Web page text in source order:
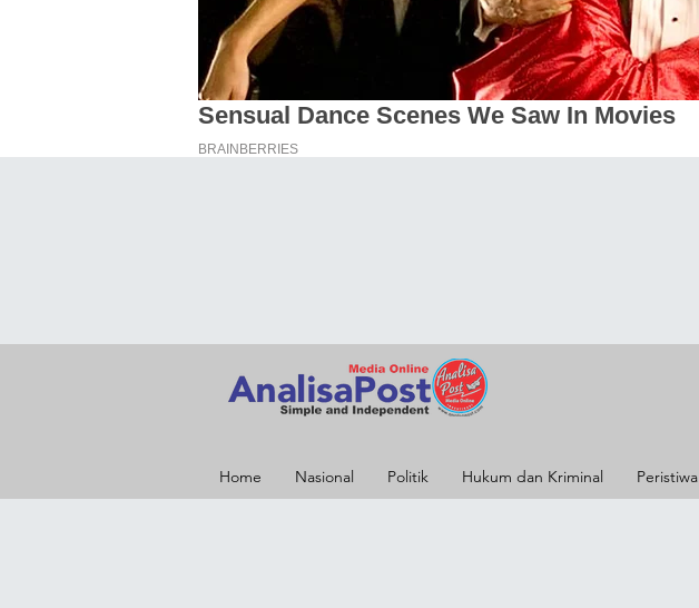
Home Nasional Politik Hukum dan Kriminal Peristiwa